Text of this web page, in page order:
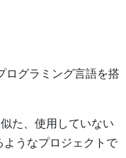
ログラミング言語を搭
た、使用していない
ようなプロジェクトで